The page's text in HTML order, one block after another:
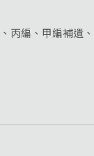
丙編、甲編補遺